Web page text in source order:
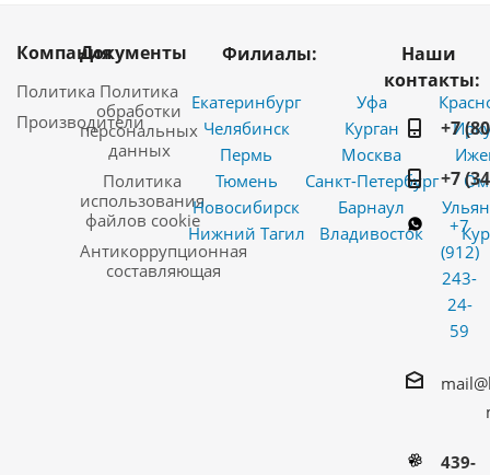
Компания
Политика
Производители
Документы
Политика
обработки
персональных
данных
Политика
использования
файлов cookie
Антикоррупционная
составляющая
Филиалы:
Екатеринбург
Челябинск
Пермь
Тюмень
Новосибирск
Нижний Тагил
Уфа
Курган
Москва
Санкт-Петербург
Барнаул
Владивосток
Наши
контакты:
+7
+7
+7
(912)
243-
24-
59
439-